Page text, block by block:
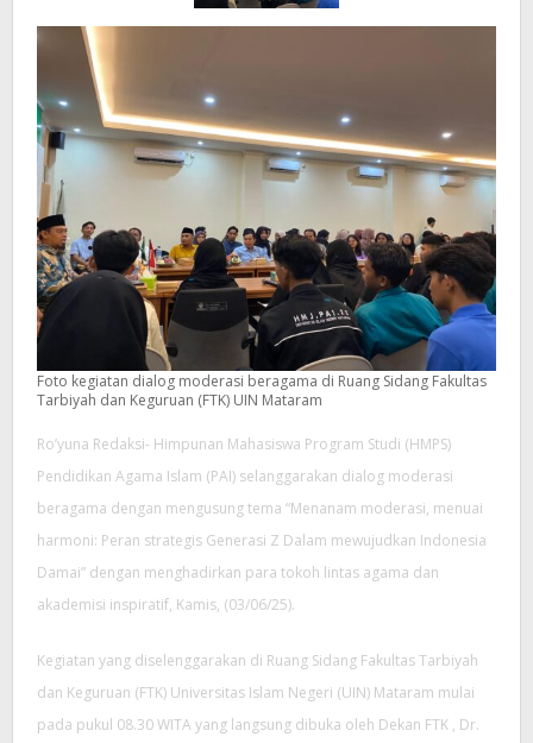
Foto kegiatan dialog moderasi beragama di Ruang Sidang Fakultas
Tarbiyah dan Keguruan (FTK) UIN Mataram
Ro’yuna Redaksi- Himpunan Mahasiswa Program Studi (HMPS)
Pendidikan Agama Islam (PAI) selanggarakan dialog moderasi
beragama dengan mengusung tema “Menanam moderasi, menuai
harmoni: Peran strategis Generasi Z Dalam mewujudkan Indonesia
Damai” dengan menghadirkan para tokoh lintas agama dan
akademisi inspiratif, Kamis, (03/06/25).
Kegiatan yang diselenggarakan di Ruang Sidang Fakultas Tarbiyah
dan Keguruan (FTK) Universitas Islam Negeri (UIN) Mataram mulai
pada pukul 08.30 WITA yang langsung dibuka oleh Dekan FTK , Dr.